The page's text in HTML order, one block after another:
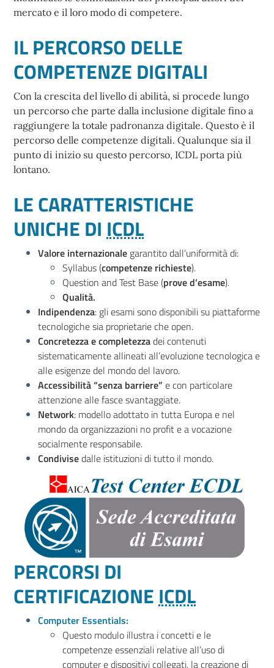
mercato e il loro modo di competere.
IL PERCORSO DELLE
COMPETENZE DIGITALI
Con la crescita del livello di abilità, si procede lungo
un percorso che parte dalla inclusione digitale fino a
raggiungere la totale padronanza digitale. Questo è il
percorso delle competenze digitali. Qualunque sia il
punto di inizio su questo percorso, ICDL porta più
lontano.
LE CARATTERISTICHE
UNICHE DI ICDL
Valore internazionale garantito dall’uniformità di:
Syllabus (competenze richieste).
Question and Test Base (prove d’esame).
Qualità.
Indipendenza: gli esami sono disponibili su piattaforme
tecnologiche sia proprietarie che open.
Concretezza e completezzadei contenuti
sistematicamente allineati all’evoluzione tecnologica e
alle esigenze del mondo del lavoro.
Accessibilità “senza barriere” e con particolare
attenzione alle fasce svantaggiate.
Network: modello adottato in tutta Europa e nel
mondo da organizzazioni no profit e a vocazione
socialmente responsabile.
Condivisedalle istituzioni di tutto il mondo.
PERCORSI DI
CERTIFICAZIONE ICDL
Computer Essentials:
Questo modulo illustra i concetti e le
competenze essenziali relative all’uso di
computer e dispositivi collegati, la creazione di